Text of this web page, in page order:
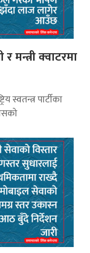
र मन्त्री क्वाटरमा
स्वतन्त्र पार्टीका